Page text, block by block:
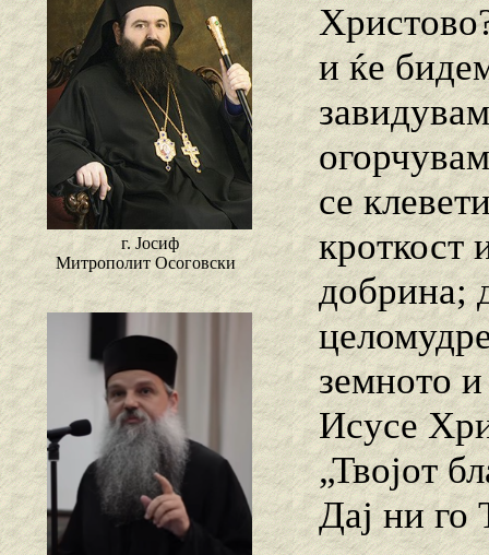
г. Јосиф
Митрополит Осоговски
и ќе
се
кроткост
добрина;
земното
Исусе
„Твојот
Дај ни го